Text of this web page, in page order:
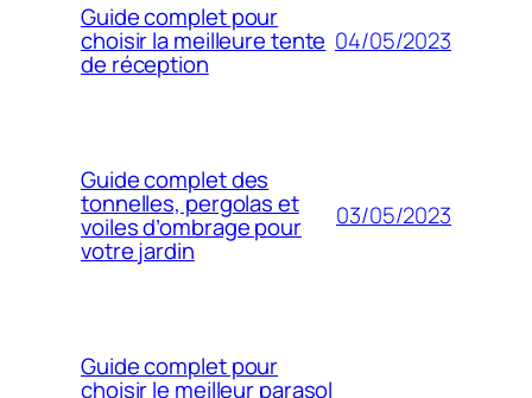
Guide complet pour
choisir la meilleure tente
de réception
04/05/2023
Guide complet des
tonnelles, pergolas et
voiles d’ombrage pour
votre jardin
03/05/2023
Guide complet pour
choisir le meilleur parasol